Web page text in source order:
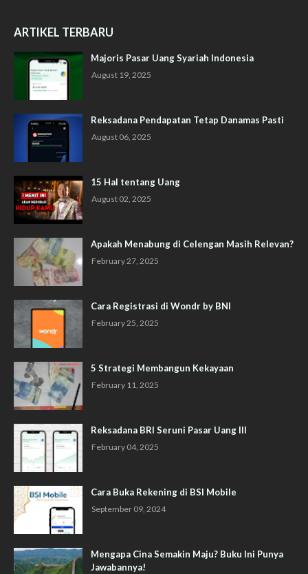
ARTIKEL TERBARU
Majoris Pasar Uang Syariah Indonesia
August 19, 2025
Reksadana Pendapatan Tetap Danamas Pasti
August 06, 2025
15 Hal tentang Uang
August 02, 2025
Apakah Menabung di Celengan Masih Relevan?
February 27, 2025
Cara Registrasi di Wondr by BNI
February 25, 2025
5 Strategi Membangun Kekayaan
February 11, 2025
Reksadana BRI Seruni Pasar Uang III
February 04, 2025
Cara Buka Rekening di BSI Mobile
September 09, 2024
Mengapa Cina Semakin Maju? Buku Ini Punya
Jawabannya!